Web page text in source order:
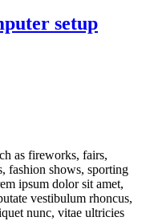
setup
as fireworks, fairs,
fashion shows, sporting
ipsum dolor sit amet,
vestibulum rhoncus,
nunc, vitae ultricies